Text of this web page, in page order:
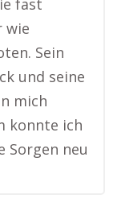
fast
wie
Sein
und seine
mich
konnte ich
Sorgen neu